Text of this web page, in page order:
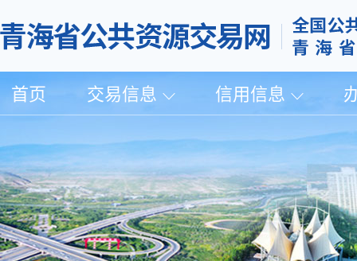
首页 交易信息 信用信息